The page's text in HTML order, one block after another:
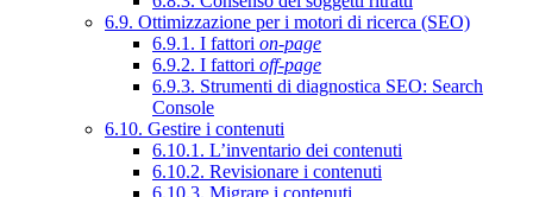
6.9. Ottimizzazione per i motori di ricerca (SEO)
6.9.1. I fattori on-page
6.9.2. I fattori off-page
6.9.3. Strumenti di diagnostica SEO: Search
Console
6.10. Gestire i contenuti
6.10.1. L’inventario dei contenuti
6.10.2. Revisionare i contenuti
6.10.3. Migrare i contenuti